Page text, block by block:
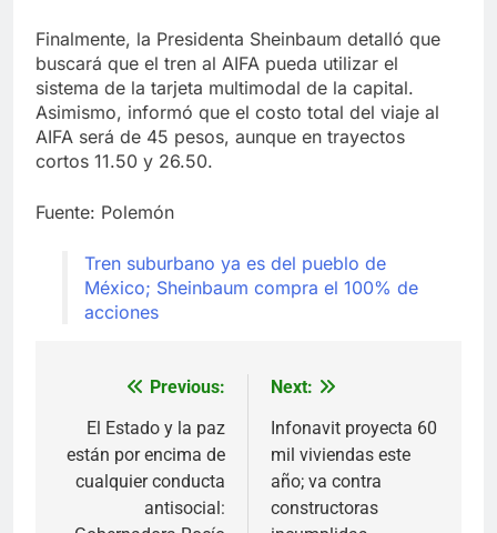
Finalmente, la Presidenta Sheinbaum detalló que
buscará que el tren al AIFA pueda utilizar el
sistema de la tarjeta multimodal de la capital.
Asimismo, informó que el costo total del viaje al
AIFA será de 45 pesos, aunque en trayectos
cortos 11.50 y 26.50.
Fuente: Polemón
Tren suburbano ya es del pueblo de
México; Sheinbaum compra el 100% de
acciones
Navegación
entradas
Previous:
El Estado y la paz
están por encima de
cualquier conducta
antisocial:
Next:
Infonavit proyecta 60
mil viviendas este
año; va contra
constructoras